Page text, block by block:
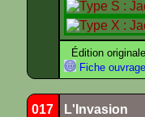
Édition
Fiche ouvrage
017 L'Invasion